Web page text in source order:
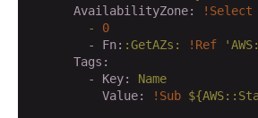
      AvailabilityZone:
!Select
        -
0
        - Fn:
:GetAZs: !Ref
      Tags:
        - Key:
Name
          Value:
!Sub